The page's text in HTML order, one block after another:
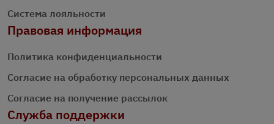
Система лояльности
Правовая информация
Политика конфиденциальности
Согласие на обработку персональных данных
Согласие на получение рассылок
Служба поддержки